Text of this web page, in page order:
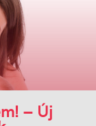
– Új